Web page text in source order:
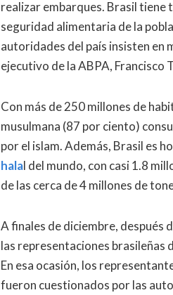
realizar embarques. Brasil tiene
seguridad alimentaria de la
autoridades del país insisten en
ejecutivo de la ABPA, Francisco
Con más de 250 millones de
musulmana (87 por ciento)
por el islam. Además, Brasil es
halal del mundo, con casi 1.8
de las cerca de 4 millones de
A finales de diciembre, después
las representaciones brasileñas
En esa ocasión, los
fueron cuestionados por las